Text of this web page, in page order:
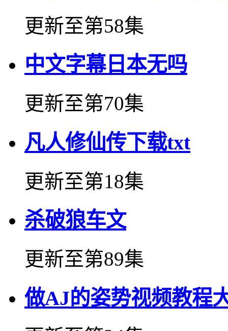
更新至第58集
中文字幕日本无吗
更新至第70集
凡人修仙传下载txt
更新至第18集
杀破狼车文
更新至第89集
做AJ的姿势视频教程